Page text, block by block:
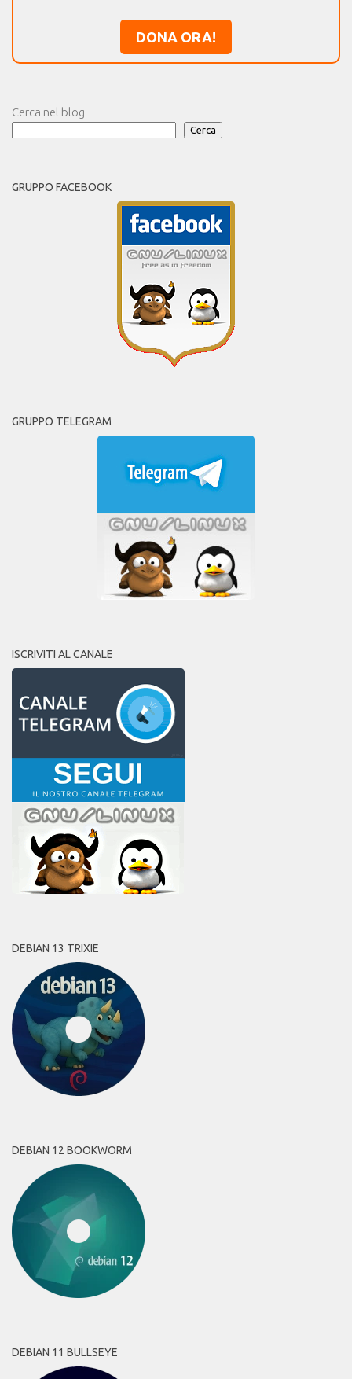
DONA ORA!
Cerca nel blog
Cerca
GRUPPO FACEBOOK
GRUPPO TELEGRAM
ISCRIVITI AL CANALE
DEBIAN 13 TRIXIE
DEBIAN 12 BOOKWORM
DEBIAN 11 BULLSEYE